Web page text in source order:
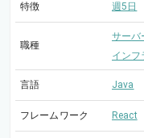
特徴 週5日
職種
サーバ
インフ
言語 Java
フレームワーク React